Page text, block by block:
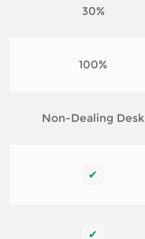
30%
100%
Non-Dealing Desk
✔
✔